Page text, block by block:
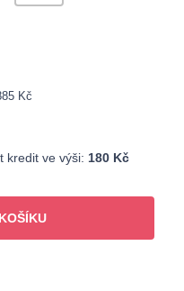
Kč
kredit ve výši: 180 Kč